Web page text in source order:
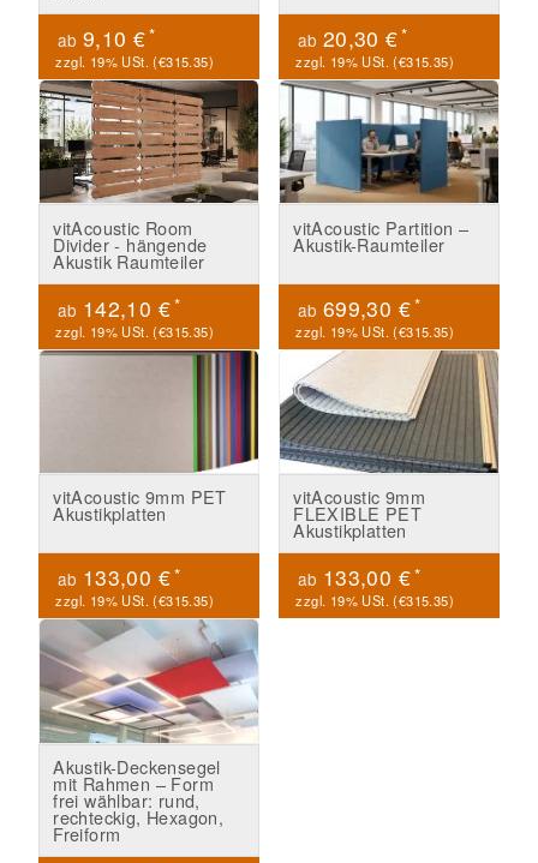
ab 9,10 €*
zzgl. 19% USt. (€315.35)
ab 20,30 €*
zzgl. 19% USt. (€315.35)
vitAcoustic Room
Divider - hängende
Akustik Raumteiler
ab 142,10 €*
zzgl. 19% USt. (€315.35)
vitAcoustic Partition –
Akustik-Raumteiler
ab 699,30 €*
zzgl. 19% USt. (€315.35)
vitAcoustic 9mm PET
Akustikplatten
ab 133,00 €*
zzgl. 19% USt. (€315.35)
vitAcoustic 9mm
FLEXIBLE PET
Akustikplatten
ab 133,00 €*
zzgl. 19% USt. (€315.35)
Akustik-Deckensegel
mit Rahmen – Form
frei wählbar: rund,
rechteckig, Hexagon,
Freiform